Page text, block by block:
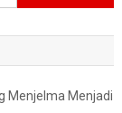
untuk:
Menjelma Menjadi